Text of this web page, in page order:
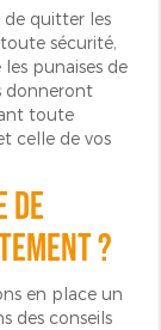
de quitter les
sécurité,
punaises de
donneront
toute
celle de vos
de
?
en place un
des conseils